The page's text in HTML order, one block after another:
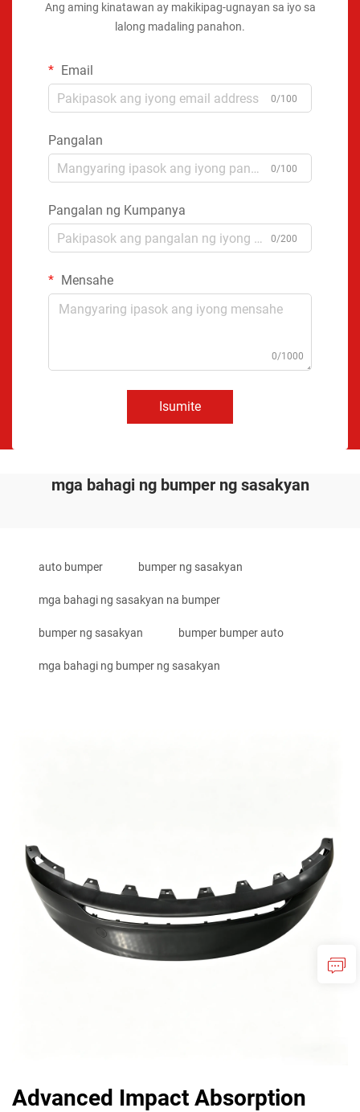
Ang aming kinatawan ay makikipag-ugnayan sa iyo sa
lalong madaling panahon.
Email
0/100
Pangalan
0/100
Pangalan ng Kumpanya
0/200
Mensahe
0/1000
Isumite
mga bahagi ng bumper ng sasakyan
auto bumper bumper ng sasakyan
mga bahagi ng sasakyan na bumper
bumper ng sasakyan bumper bumper auto
mga bahagi ng bumper ng sasakyan
Advanced Impact Absorption